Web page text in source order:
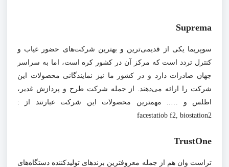
Suprema
سوپریما یکی از قدیمی‌ترین و بهترین شرکت‌های حضور غیاب و
کنترل تردد است که مرکز آن در کشور کره است، اما به سراسر
جهان صادرات دارد و در کشور ما نیز نمایندگانی محصولات این
شرکت را ارائه می‌دهند. از جمله شرکت طرح و پردازش غدیر،
اطلس و ….. مهمترین محصولات این شرکت عبارتند از :
facestatiob f2, biostation2
TrustOne
تراست وان هم از جمله معروفترین برندهای تولیدکننده دستگاه‌های